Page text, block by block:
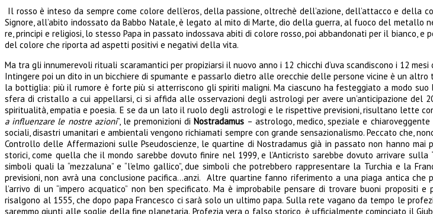
Il rosso è inteso da sempre come colore dell’eros, della passione, oltrechè dell’azione, dell’attacco e
Signore, all’abito indossato da Babbo Natale, è legato al mito di Marte, dio della guerra, al fuoco del
re, principi e religiosi, lo stesso Papa in passato indossava abiti di colore rosso, poi abbandonati per il bianco,
del colore che riporta ad aspetti positivi e negativi della vita.
Ma tra gli innumerevoli rituali scaramantici per propiziarsi il nuovo anno i 12 chicchi d’uva scandiscono i 12
Intingere poi un dito in un bicchiere di spumante e passarlo dietro alle orecchie delle persone vicine è un
la bottiglia: più il rumore è forte più si atterriscono gli spiriti maligni. Ma ciascuno ha festeggiato a modo suo
sfera di cristallo a cui appellarsi, ci si affida alle osservazioni degli astrologi per avere un’anticipazione
spiritualità, empatia e poesia. E se da un lato il ruolo degli astrologi e le rispettive previsioni, risultano lette
a influenzare le nostre azioni”, le premonizioni diNostradamus – astrologo, medico, speziale e
sociali, disastri umanitari e ambientali vengono richiamati sempre con grande sensazionalismo. Peccato che,
Controllo delle Affermazioni sulle Pseudoscienze, le quartine di Nostradamus già in passato non hanno
storici, come quella che il mondo sarebbe dovuto finire nel 1999, e l’Anticristo sarebbe dovuto arrivare
simboli quali la “mezzaluna” e “l’elmo gallico”, due simboli che potrebbero rappresentare la Turchia e la
previsioni, non avrà una conclusione pacifica…anzi. Altre quartine fanno riferimento a una piaga antica che
l’arrivo di un “impero acquatico” non ben specificato. Ma è improbabile pensare di trovare buoni
risalgono al 1555, che dopo papa Francesco ci sarà solo un ultimo papa. Sulla rete vagano da tempo le
saremmo giunti alle soglie della fine planetaria. Profezia vera o falso storico, è ufficialmente cominciato il